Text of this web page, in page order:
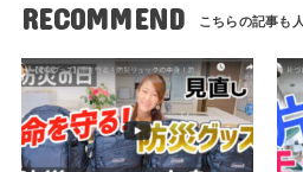
RECOMMEND